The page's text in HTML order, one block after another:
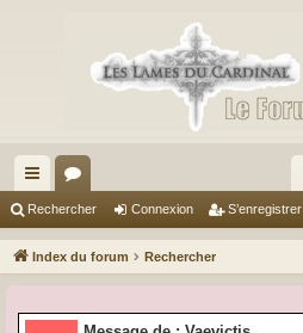
cc
ès
pi
or
u
s
Rechercher Connexion S’enregistrer
Index du forum Rechercher